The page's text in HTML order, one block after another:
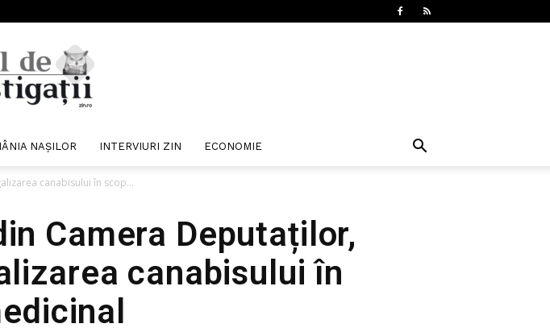
de
NAȘILOR INTERVIURI ZIN ECONOMIE
canabisului în scop...
Camera Deputaților,
canabisului în